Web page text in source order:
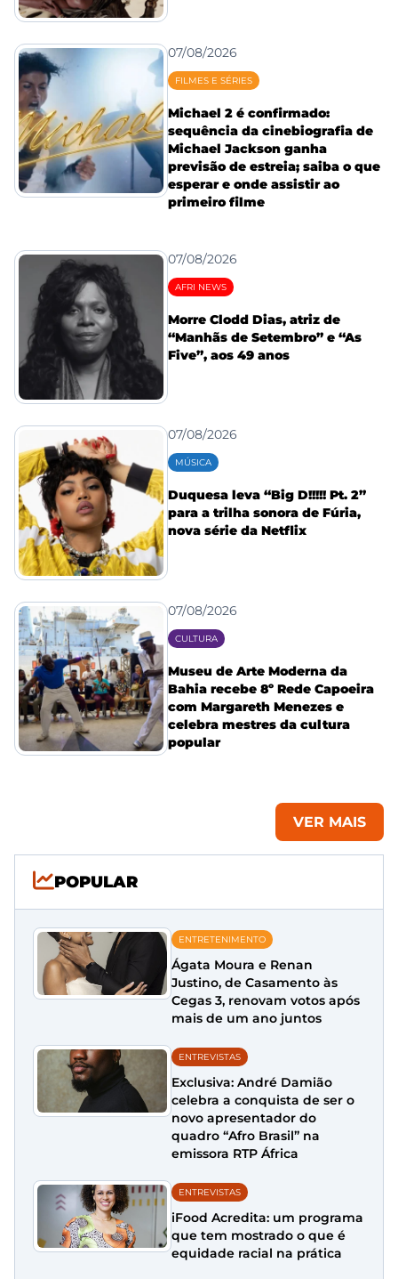
07/08/2026
FILMES E SÉRIES
Michael 2 é confirmado:
sequência da cinebiografia de
Michael Jackson ganha
previsão de estreia; saiba o que
esperar e onde assistir ao
primeiro filme
07/08/2026
AFRI NEWS
Morre Clodd Dias, atriz de
“Manhãs de Setembro” e “As
Five”, aos 49 anos
07/08/2026
MÚSICA
Duquesa leva “Big D!!!!! Pt. 2”
para a trilha sonora de Fúria,
nova série da Netflix
07/08/2026
CULTURA
Museu de Arte Moderna da
Bahia recebe 8º Rede Capoeira
com Margareth Menezes e
celebra mestres da cultura
popular
VER MAIS
POPULAR
ENTRETENIMENTO
Ágata Moura e Renan
Justino, de Casamento às
Cegas 3, renovam votos após
mais de um ano juntos
ENTREVISTAS
Exclusiva: André Damião
celebra a conquista de ser o
novo apresentador do
quadro “Afro Brasil” na
emissora RTP África
ENTREVISTAS
iFood Acredita: um programa
que tem mostrado o que é
equidade racial na prática